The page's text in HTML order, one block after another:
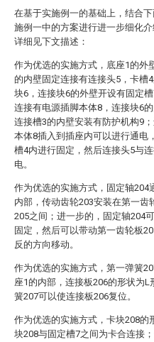
在基于实施例一的基础上，结合
施例一中的方案进行进一步细化介
详细见下文描述：
作为优选的实施方式，底座1的外
的内壁固定连接有连接头5，卡槽
块6，连接块6的外壁开设有固定
连接有电源插脚本体8，连接块6
连接槽3的内壁安装有防护机构9
本体8插入到插座内可以进行通电
槽4内进行固定，然后连接头5与
电。
作为优选的实施方式，固定轴204
内部，传动齿轮203安装在第一齿
205之间；进一步的，固定轴204
固定，然后可以带动第一齿轮板
反的方向移动。
作为优选的实施方式，第一弹簧
座1的内部，连接板206的形状为
簧207可以使连接板206复位。
作为优选的实施方式，卡块208的
块208与固定槽7之间为卡合连接